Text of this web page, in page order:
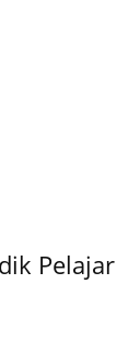
Pelajar